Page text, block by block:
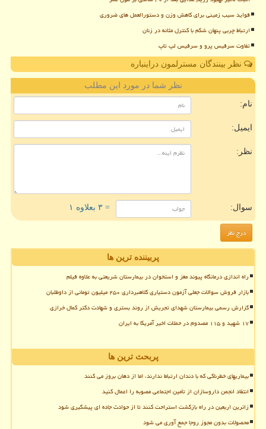
فواید سیب زمینی برای کاهش وزن و دستورالعمل های ضروری
ارتباط چربی پنهان شکم با کنترل مثانه در زنان
تفاوت سرفیس پرو و سرفیس لپ تاپ
نظر بینندگان مسترلمون دراینباره
نظر شما در مورد این مطلب
نام:
ایمیل:
نظر:
سوال: = ۳ بعلاوه ۱
پربیننده ترین ها
راه اندازی درمانگاه پیوند مغز و استخوان در بیمارستان شریعتی به علاوه فیلم
بازار فروش سوالات جعلی آزمون دستیاری کلاهبرداری ۲۵۰ میلیون تومانی از داوطلبان
گزارش رسمی بیمارستان شهدای تجریش از روند بستری و شهادت دکتر کمال خرازی
۱۷ شهید و ۱۱۵ مصدوم در حملات اخیر آمریکا به ایران
پربحث ترین ها
بیماریهای خطرناکی که با دندان ارتباط ندارند، اما از دهان بروز می کنند
انتقاد انجمن داروسازان از تأمین اجتماعی مصوبه را اعمال کنید
زائرین اربعین در راه بازگشت استراحت کنند تا از حوادث جاده ای پیشگیری شود
محصولات بدون مجوز روجا جمع آوری می شود